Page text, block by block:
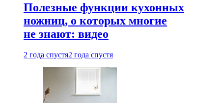
Полезные функции кухонных
ножниц, о которых многие
не знают: видео
2 года спустя2 года спустя